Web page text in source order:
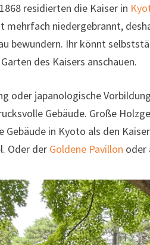
residierten die Kaiser in
mehrfach niedergebrannt,
bewundern. Ihr könnt
des Kaisers anschauen.
oder japanologische
Gebäude. Große
Gebäude in Kyoto als den
Oder der Goldene Pavillon oder